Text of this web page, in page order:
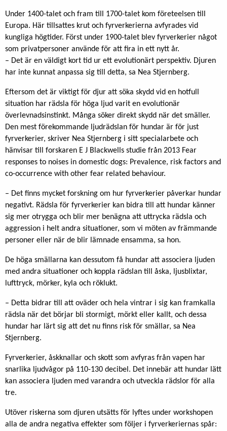
Under 1400-talet och fram till 1700-talet kom företeelsen till
Europa. Här tillsattes krut och fyrverkerierna avfyrades vid
kungliga högtider. Först under 1900-talet blev fyrverkerier något
som privatpersoner använde för att fira in ett nytt år.
– Det är en väldigt kort tid ur ett evolutionärt perspektiv. Djuren
har inte kunnat anpassa sig till detta, sa Nea Stjernberg.
Eftersom det är viktigt för djur att söka skydd vid en hotfull
situation har rädsla för höga ljud varit en evolutionär
överlevnadsinstinkt. Många söker direkt skydd när det smäller.
Den mest förekommande ljudrädslan för hundar är för just
fyrverkerier, skriver Nea Stjernberg i sitt specialarbete och
hänvisar till forskaren E J Blackwells studie från 2013 Fear
responses to noises in domestic dogs: Prevalence, risk factors and
co-occurrence with other fear related behaviour.
– Det finns mycket forskning om hur fyrverkerier påverkar hundar
negativt. Rädsla för fyrverkerier kan bidra till att hundar känner
sig mer otrygga och blir mer benägna att uttrycka rädsla och
aggression i helt andra situationer, som vi möten av främmande
personer eller när de blir lämnade ensamma, sa hon.
De höga smällarna kan dessutom få hundar att associera ljuden
med andra situationer och koppla rädslan till åska, ljusblixtar,
lufttryck, mörker, kyla och röklukt.
– Detta bidrar till att oväder och hela vintrar i sig kan framkalla
rädsla när det börjar bli stormigt, mörkt eller kallt, och dessa
hundar har lärt sig att det nu finns risk för smällar, sa Nea
Stjernberg.
Fyrverkerier, åskknallar och skott som avfyras från vapen har
snarlika ljudvågor på 110-130 decibel. Det innebär att hundar lätt
kan associera ljuden med varandra och utveckla rädslor för alla
tre.
Utöver riskerna som djuren utsätts för lyftes under workshopen
alla de andra negativa effekter som följer i fyrverkeriernas spår: